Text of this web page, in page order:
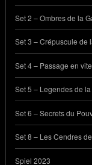
Set 2 – Ombres de la
Set 3 – Crépuscule de
Set 4 – Passage en
Set 5 – Legendes de la
Set 6 – Secrets du
Set 8 – Les Cendres
Spiel 2023